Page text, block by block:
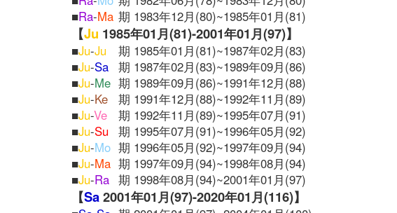
■Ra-Ma 期 1983年12月(80)~1985年01月(81)
【Ju 1985年01月(81)-2001年01月(97)】
■Ju-Ju
期 1985年01月(81)~1987年02月(83)
■Ju-Sa 期 1987年02月(83)~1989年09月(86)
■Ju-Me 期 1989年09月(86)~1991年12月(88)
■Ju-Ke
期 1991年12月(88)~1992年11月(89)
■Ju-Ve
期 1992年11月(89)~1995年07月(91)
■Ju-Su
期 1995年07月(91)~1996年05月(92)
■Ju-Mo 期 1996年05月(92)~1997年09月(94)
■Ju-Ma 期 1997年09月(94)~1998年08月(94)
■Ju-Ra 期 1998年08月(94)~2001年01月(97)
【Sa2001年01月(97)-2020年01月(116)】